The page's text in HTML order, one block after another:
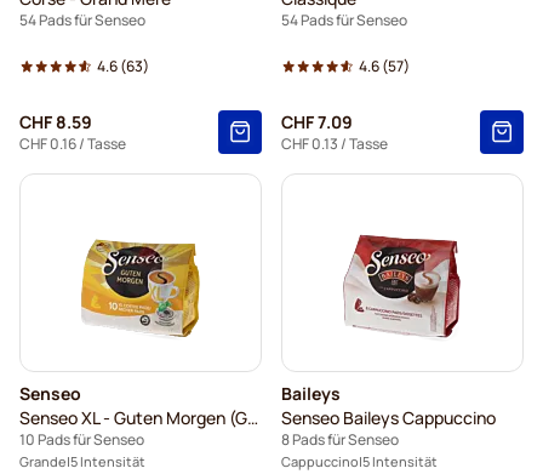
54 Pads für Senseo
4.6(63)
CHF 8.59
CHF 0.16/ Tasse
54 Pads für Senseo
4.6(57)
CHF 7.09
CHF 0.13 / Tasse
Senseo
Senseo XL - Guten Morgen (Große Tasse)
10 Pads für Senseo
Grande 5 Intensität
Baileys
Senseo Baileys Cappuccino
8 Pads für Senseo
Cappuccino 5 Intensität